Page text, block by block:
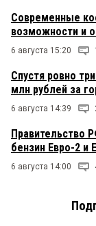
Современные
возможности и
6 августа 15:20
Спустя ровно
млн рублей за
6 августа 14:39
Правительство
бензин Евро-2 и
6 августа 14:00